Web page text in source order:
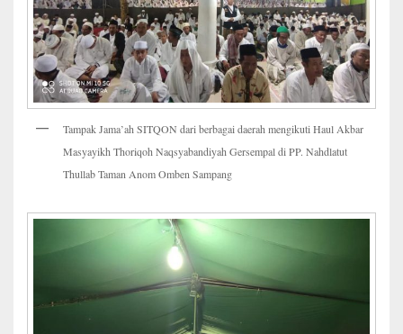
Tampak Jama’ah SITQON dari berbagai daerah mengikuti Haul Akbar
Masyayikh Thoriqoh Naqsyabandiyah Gersempal di PP. Nahdlatut
Thullab Taman Anom Omben Sampang